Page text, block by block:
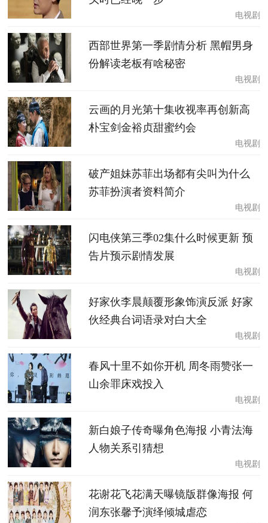
电视剧
西部世界第一季剧情分析 黑帽男身
份解读老板有啥秘密
电视剧
云画的月光第十集收视率再创新高
朴宝剑金裕贞甜蜜约会
电视剧
破产姐妹苏菲出场都有尖叫为什么
苏菲扮演者资料简介
电视剧
闪电侠第三季02集什么时候更新 预
告片预示剧情发展
电视剧
好家伙李晨颠覆形象饰演反派 好家
伙经典台词语录对白大全
电视剧
春风十里不如你开机 周冬雨赞张一
山余罪床戏投入
电视剧
新白娘子传奇曝角色海报 小青法海
人物关系引猜想
电视剧
花谢花飞花满天曝镜版群像海报 何
润东张馨予演绎倾城虐恋